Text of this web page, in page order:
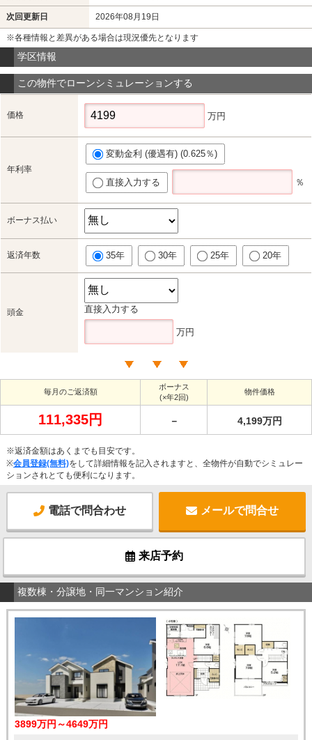
次回更新日 2026年08月19日
※各種情報と差異がある場合は現況優先となります
学区情報
この物件でローンシミュレーションする
価格 万円
年利率
変動金利 (優遇有) (0.625％)
直接入力する ％
ボーナス払い
返済年数 35年 30年 25年 20年
頭金 直接入力する
万円
毎月のご返済額
ボーナス
(×年2回)
物件価格
111,335円 － 4,199万円
※返済金額はあくまでも目安です。
※会員登録(無料)をして詳細情報を記入されますと、全物件が自動でシミュレー
ションされとても便利になります。
電話で問合わせ メールで問合せ
来店予約
複数棟・分譲地・同一マンション紹介
3899万円～4649万円